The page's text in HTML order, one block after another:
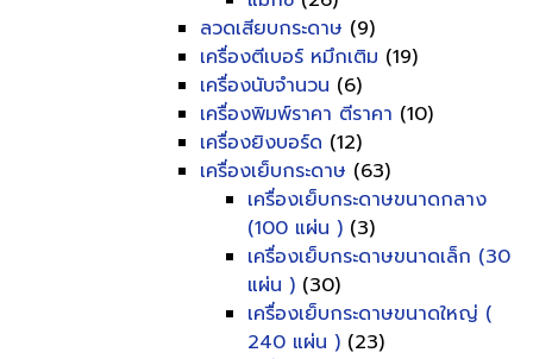
ลวดเสียบกระดาษ (9)
เครื่องตีเบอร์ หมึกเติม (19)
เครื่องนับจำนวน (6)
เครื่องพิมพ์ราคา ตีราคา (10)
เครื่องยิงบอร์ด (12)
เครื่องเย็บกระดาษ (63)
เครื่องเย็บกระดาษขนาดกลาง
(100 แผ่น ) (3)
เครื่องเย็บกระดาษขนาดเล็ก (30
แผ่น ) (30)
เครื่องเย็บกระดาษขนาดใหญ่ (
240 แผ่น ) (23)